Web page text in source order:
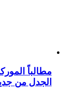
مطالباً
الجدل من